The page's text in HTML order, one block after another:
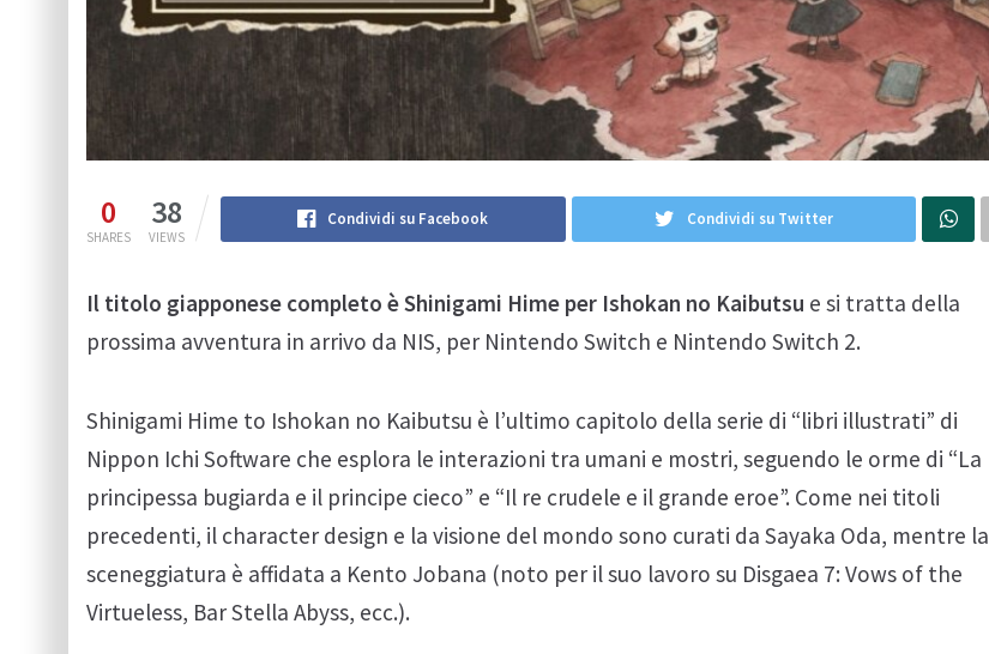
0
SHARES
38
VIEWS
Condividi su Facebook Condividi su Twitter
Il titolo giapponese completo è Shinigami Hime per Ishokan no Kaibutsu e si tratta della
prossima avventura in arrivo da NIS, per Nintendo Switch e Nintendo Switch 2.
Shinigami Hime to Ishokan no Kaibutsu è l’ultimo capitolo della serie di “libri illustrati” di
Nippon Ichi Software che esplora le interazioni tra umani e mostri, seguendo le orme di “La
principessa bugiarda e il principe cieco” e “Il re crudele e il grande eroe”. Come nei titoli
precedenti, il character design e la visione del mondo sono curati da Sayaka Oda, mentre la
sceneggiatura è affidata a Kento Jobana (noto per il suo lavoro su Disgaea 7: Vows of the
Virtueless, Bar Stella Abyss, ecc.).